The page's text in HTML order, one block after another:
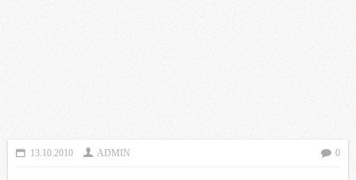
13.10.2010 ADMIN 0